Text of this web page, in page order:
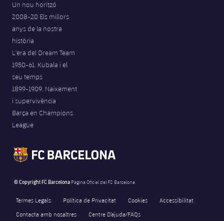
Un nou horitzó
2008-20 Els millors
anys de la nostra
història
L'era del Dream Team
1950-61. Kubala i el
seu temps
1899-1909. Naixement
i supervivència
Barça en Champions
League
© Copyright FC Barcelona Pàgina Oficial del FC Barcelona
Termes Legals Política de Privacitat Cookies
Accessibilitat
Contacta amb nosaltres
Centre D’ajuda/FAQs